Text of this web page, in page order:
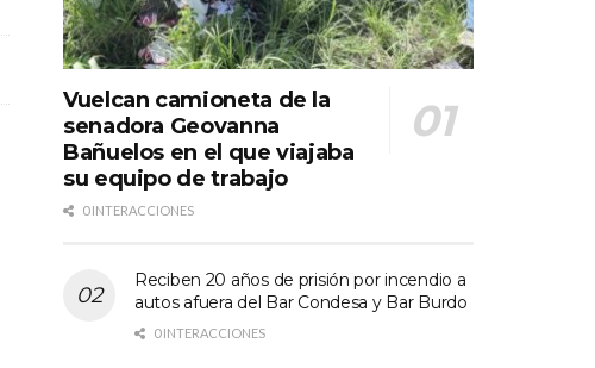
Vuelcan camioneta de la
senadora Geovanna
Bañuelos en el que viajaba
su equipo de trabajo
0 INTERACCIONES
Reciben 20 años de prisión por incendio a
autos afuera del Bar Condesa y Bar Burdo
0 INTERACCIONES